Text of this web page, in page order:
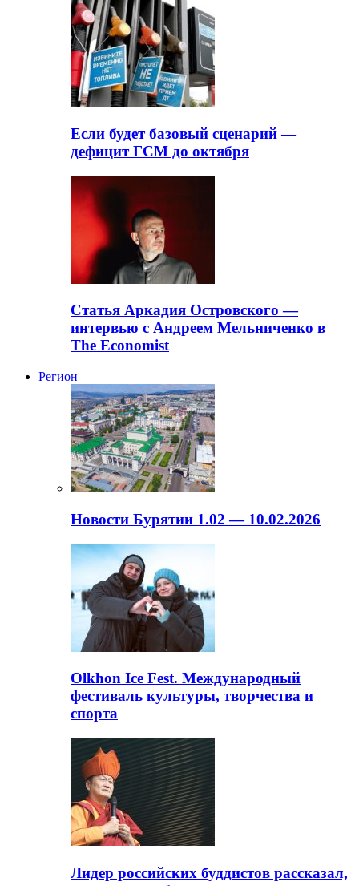
Если будет базовый сценарий —
дефицит ГСМ до октября
Статья Аркадия Островского —
интервью с Андреем Мельниченко в
The Economist
Регион
Новости Бурятии 1.02 — 10.02.2026
Olkhon Ice Fest. Международный
фестиваль культуры, творчества и
спорта
Лидер российских буддистов рассказал,